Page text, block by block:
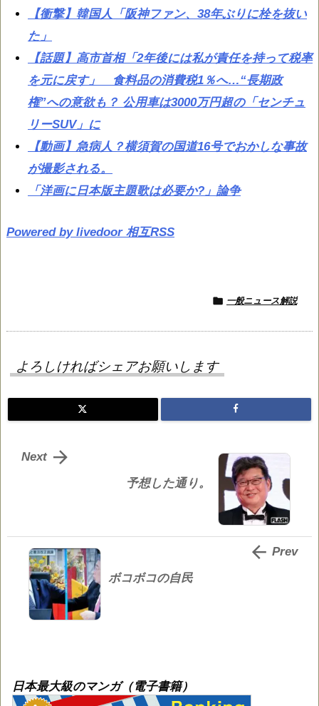
【衝撃】韓国人「阪神ファン、38年ぶりに栓を抜い
た」
【話題】高市首相「2年後には私が責任を持って税率
を元に戻す」 食料品の消費税1％へ…“長期政
権”への意欲も？ 公用車は3000万円超の「センチュ
リーSUV」に
【動画】急病人？横須賀の国道16号でおかしな事故
が撮影される。
「洋画に日本版主題歌は必要か?」論争
Powered by livedoor 相互RSS
 一般ニュース解説
よろしければシェアお願いします
予想した通り。

Next
ボコボコの自民
 Prev
日本最大級のマンガ（電子書籍）